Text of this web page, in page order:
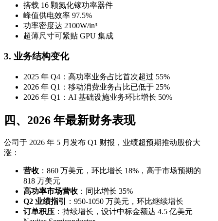
搭载 16 颗氮化镓功率器件
峰值供电效率 97.5%
功率密度达 2100W/in³
超薄尺寸可紧贴 GPU 集成
3. 业务结构变化
2025 年 Q4：高功率业务占比首次超过 55%
2026 年 Q1：移动消费业务占比已低于 25%
2026 年 Q1：AI 基础设施业务环比增长 50%
四、2026 年最新财务表现
公司于 2026 年 5 月发布 Q1 财报，业绩超预期推动股价大
涨：
营收 ：860 万美元，环比增长 18%，高于市场预期的
818 万美元
高功率市场营收 ：同比增长 35%
Q2 业绩指引
：950-1050 万美元，环比继续增长
订单积压 ：持续增长，设计中标金额达 4.5 亿美元